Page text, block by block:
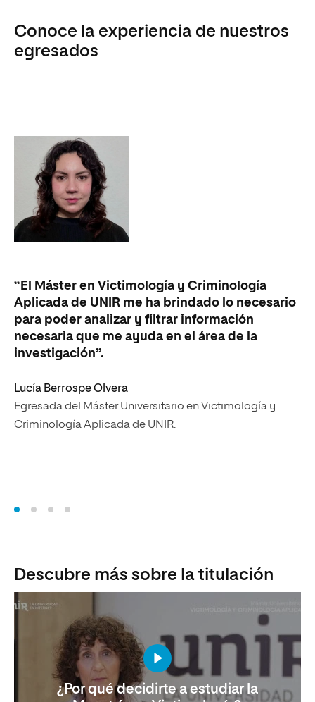
Conoce la experiencia de nuestros
egresados
“El Máster en Victimología y Criminología
Aplicada de UNIR me ha brindado lo necesario
para poder analizar y filtrar información
necesaria que me ayuda en el área de la
investigación”.
Lucía Berrospe Olvera
Egresada del Máster Universitario en Victimología y
Criminología Aplicada de UNIR.
Descubre más sobre la titulación
¿Por qué decidirte a estudiar la